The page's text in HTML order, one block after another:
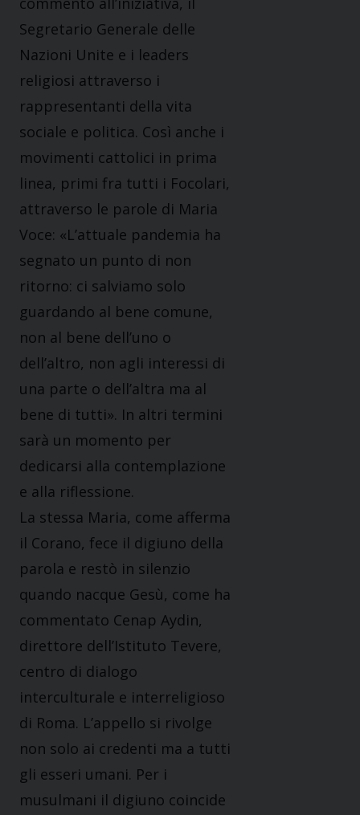
Segretario Generale delle
Nazioni Unite e i leaders
religiosi attraverso i
rappresentanti della vita
sociale e politica. Così anche i
movimenti cattolici in prima
linea, primi fra tutti i Focolari,
attraverso le parole di Maria
Voce: «L’attuale pandemia ha
segnato un punto di non
ritorno: ci salviamo solo
guardando al bene comune,
non al bene dell’uno o
dell’altro, non agli interessi di
una parte o dell’altra ma al
bene di tutti». In altri termini
sarà un momento per
dedicarsi alla contemplazione
e alla riflessione.
La stessa Maria, come afferma
il Corano, fece il digiuno della
parola e restò in silenzio
quando nacque Gesù, come ha
commentato Cenap Aydin,
direttore dell’Istituto Tevere,
centro di dialogo
interculturale e interreligioso
di Roma. L’appello si rivolge
non solo ai credenti ma a tutti
gli esseri umani. Per i
musulmani il digiuno coincide